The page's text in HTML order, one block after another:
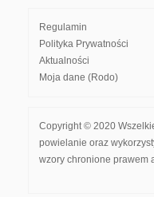
Regulamin
Polityka Prywatności
Aktualności
Moja dane (Rodo)
Copyright © 2020
powielanie oraz
wzory chronione prawem